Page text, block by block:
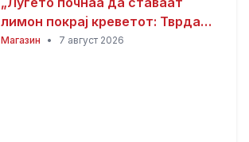
лимон покрај креветот: Тврдат
дека решава еден голем
Магазин • 7 август 2026